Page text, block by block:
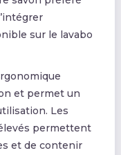
sur le lavabo
et permet un
Les
permettent
et de contenir